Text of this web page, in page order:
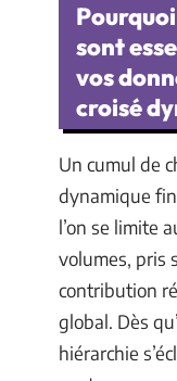
sont
vos
croisé
Un cumul de
dynamique
l’on se limite
volumes, pris
contribution
global. Dès
hiérarchie